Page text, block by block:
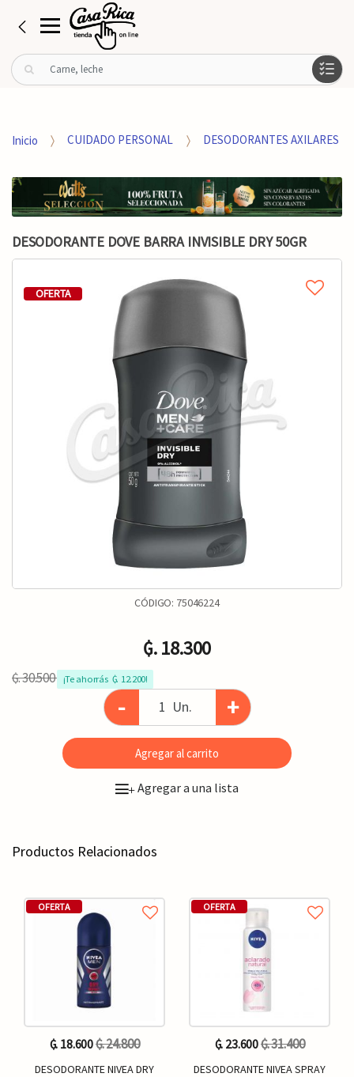
B
u
r
o
r
:
Inicio CUIDADO PERSONAL DESODORANTES AXILARES
DESODORANTE DOVE BARRA INVISIBLE DRY 50GR
OFERTA
CÓDIGO: 75046224
₲. 18.300
₲. 30.500 ¡Te ahorrás  ₲. 12.200!
- Un. +
Agregar al carrito
+Agregar a una lista
Productos Relacionados
OFERTA
₲. 18.600₲. 24.800
DESODORANTE NIVEA DRY
OFERTA
₲. 23.600₲. 31.400
DESODORANTE NIVEA SPRAY